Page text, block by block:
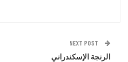
NEXT POST
الرنجة الإسكندراني